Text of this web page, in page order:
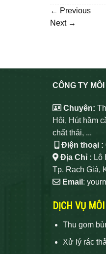
← Previous
Next →
CÔNG TY
Chuyên:
Hôi, Hút hầm
chất thải, ...
Điện thoại :
Địa Chỉ : Lô
Tp. Rạch Giá,
Email :
DỊCH VỤ
Thu gom
Xử lý rác